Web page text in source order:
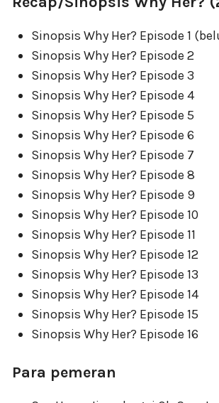
Sinopsis Why Her? Episode 1
Sinopsis Why Her? Episode 2
Sinopsis Why Her? Episode 3
Sinopsis Why Her? Episode 4
Sinopsis Why Her? Episode 5
Sinopsis Why Her? Episode 6
Sinopsis Why Her? Episode 7
Sinopsis Why Her? Episode 8
Sinopsis Why Her? Episode 9
Sinopsis Why Her? Episode 10
Sinopsis Why Her? Episode 11
Sinopsis Why Her? Episode 12
Sinopsis Why Her? Episode 13
Sinopsis Why Her? Episode 14
Sinopsis Why Her? Episode 15
Sinopsis Why Her? Episode 16
Para pemeran